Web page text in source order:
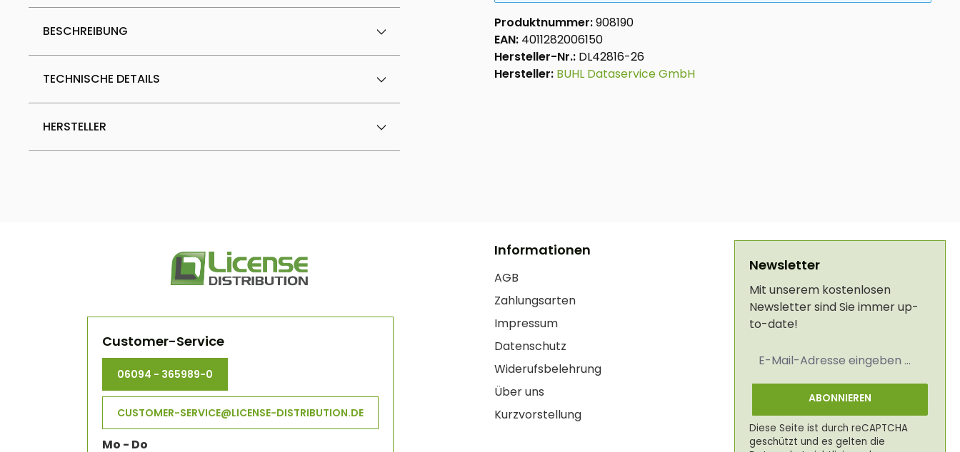
BESCHREIBUNG
TECHNISCHE DETAILS
HERSTELLER
Produktnummer:908190
EAN: 4011282006150
Hersteller-Nr.: DL42816-26
Hersteller: BUHL Dataservice GmbH
Customer-Service
06094 - 365989-0
CUSTOMER-SERVICE@LICENSE-DISTRIBUTION.DE
Mo - Do
Informationen
AGB
Zahlungsarten
Impressum
Datenschutz
Widerufsbelehrung
Über uns
Kurzvorstellung
Newsletter
Mit unserem kostenlosen
Newsletter sind Sie immer up-
to-date!
Mail-
ABONNIEREN
Diese Seite ist durch reCAPTCHA
geschützt und es gelten die